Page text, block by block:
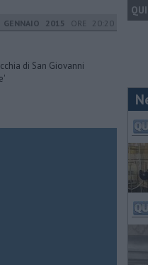
2015 ORE 20:20
di San Giovanni
QUI